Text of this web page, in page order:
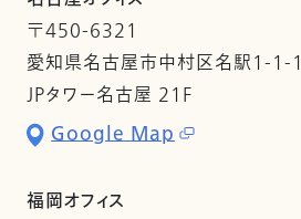
〒450-6321
愛知県名古屋市中村区名駅1-1-1
JPタワー名古屋 21F
Google Map
福岡オフィス